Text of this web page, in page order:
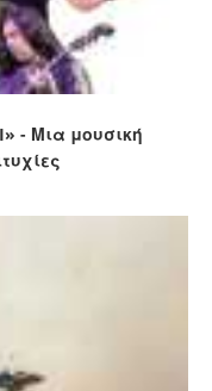
- Μια μουσική